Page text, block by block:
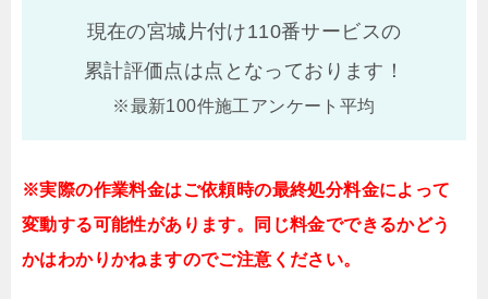
現在の宮城片付け110番サービスの
累計評価点は点となっております！
※最新100件施工アンケート平均
※実際の作業料金はご依頼時の最終処分料金によって
変動する可能性があります。同じ料金でできるかどう
かはわかりかねますのでご注意ください。